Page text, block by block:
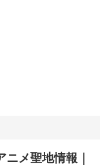
メ聖地情報｜